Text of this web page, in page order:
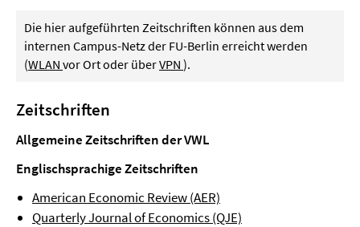
Die hier aufgeführten Zeitschriften können aus dem
internen Campus-Netz der FU-Berlin erreicht werden
(WLAN vor Ort oder überVPN ).
Zeitschriften
Allgemeine Zeitschriften der VWL
Englischsprachige Zeitschriften
American Economic Review (AER)
Quarterly Journal of Economics (QJE)